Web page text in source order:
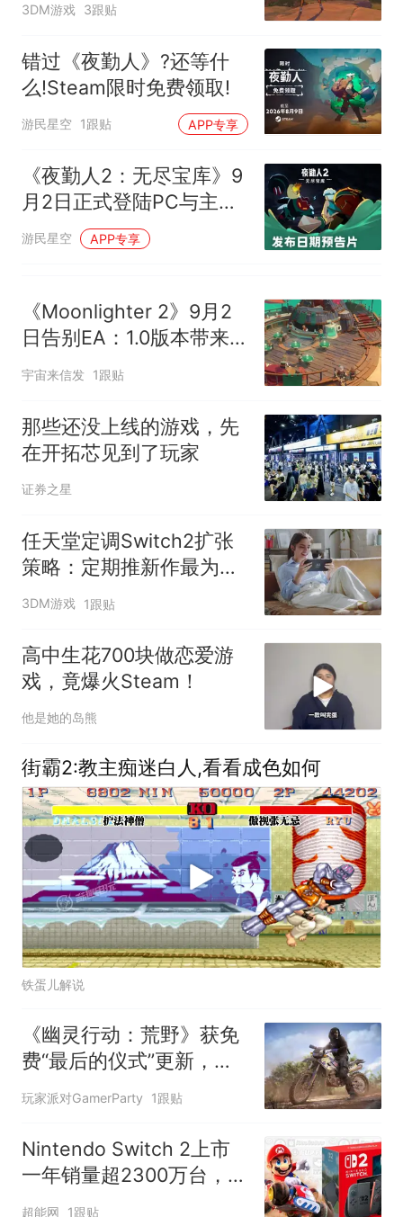
3DM游戏 3跟贴
错过《夜勤人》?还等什
么!Steam限时免费领取!
游民星空 1跟贴 APP专享
《夜勤人2：无尽宝库》9
月2日正式登陆PC与主机
平台!
游民星空 APP专享
《Moonlighter 2》9月2
日告别EA：1.0版本带来
全新武器与商店升级
宇宙来信发 1跟贴
那些还没上线的游戏，先
在开拓芯见到了玩家
证券之星
任天堂定调Switch2扩张
策略：定期推新作最为重
要
3DM游戏 1跟贴
高中生花700块做恋爱游
戏，竟爆火Steam！
他是她的岛熊
街霸2:教主痴迷白人,看看成色如何
铁蛋儿解说
《幽灵行动：荒野》获免
费“最后的仪式”更新，本
世代主机增强推出
玩家派对GamerParty 1跟贴
Nintendo Switch 2上市
一年销量超2300万台，任
天堂称优于初代机型同期
超能网 1跟贴